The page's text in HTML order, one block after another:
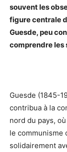
souvent les
figure centrale
Guesde, peu
comprendre les
Guesde (1845-
contribua à la
nord du pays,
le communisme
solidairement